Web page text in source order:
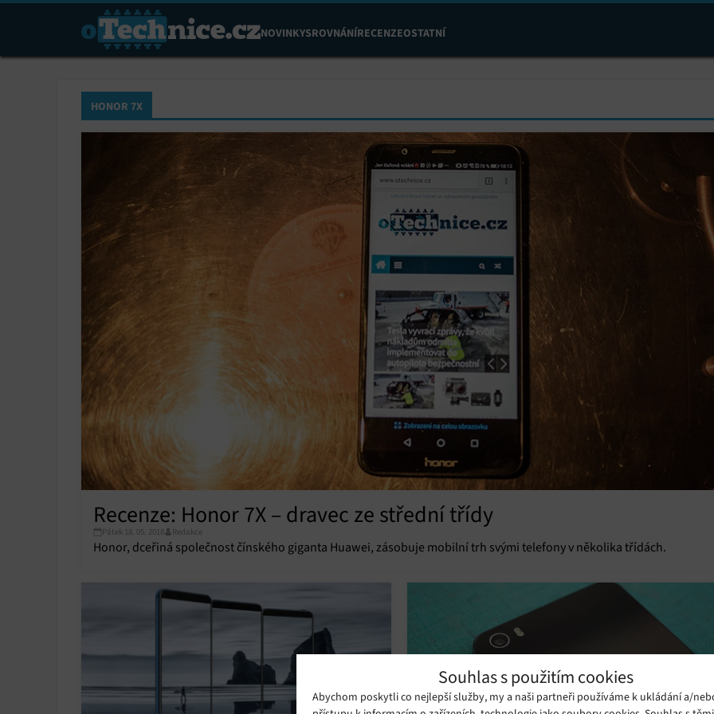
Souhlas s použitím cookies
Abychom poskytli co nejlepší služby, my a naši partneři používáme k ukládání a/
NOVINKYSROVNÁNÍRECENZEOSTATNÍ
HONOR 7X
Recenze: Honor 7X – dravec ze střední třídy
Pátek 18. 05. 2018 Redakce
Honor, dceřiná společnost čínského giganta Huawei, zásobuje mobilní trh svými telefony v několika třídách.